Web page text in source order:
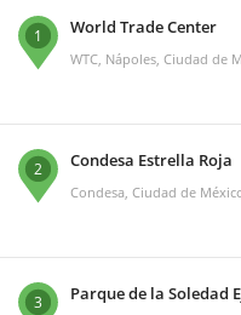
1 World Trade Center
WTC, Nápoles, Ciudad de
2 Condesa Estrella Roja
Condesa, Ciudad de
3 Parque de la Soledad